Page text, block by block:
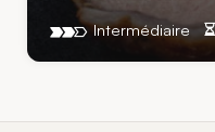
Intermédiaire